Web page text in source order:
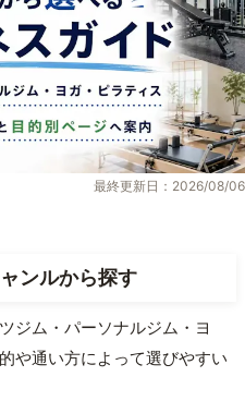
最終更新日：2026/08/06
ンルから探す
ジム・パーソナルジム・ヨ
や通い方によって選びやすい